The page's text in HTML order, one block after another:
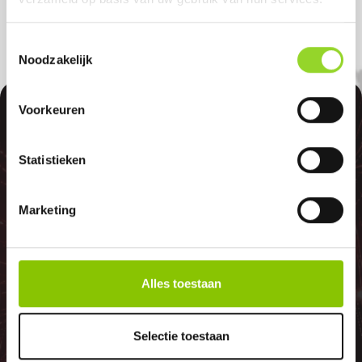
Noodzakelijk
Voorkeuren
Statistieken
Marketing
Alles toestaan
Selectie toestaan
100%
GELD TERUG
GARANTIE